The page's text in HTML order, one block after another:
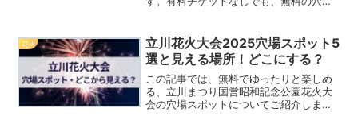
三大花火大会のひとつ。打ち上げ幅も大
きく広く、視界...
花火
立川花火大会2025穴場スポット5
選と見える場所！どこにする？
この記事では、無料でゆったりと楽しめ
る、立川まつり国営昭和記念公園花火大
会の穴場スポットについてご紹介しま